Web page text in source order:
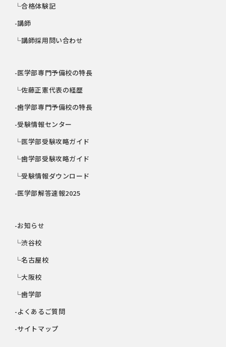
└合格体験記
-講師
└講師採用問い合わせ
-医学部専門予備校の特長
└佐藤正憲代表の経歴
-歯学部専門予備校の特長
-受験情報センター
└医学部受験攻略ガイド
└歯学部受験攻略ガイド
└受験情報ダウンロード
-医学部解答速報2025
-お知らせ
└渋谷校
└名古屋校
└大阪校
└歯学部
-よくあるご質問
-サイトマップ